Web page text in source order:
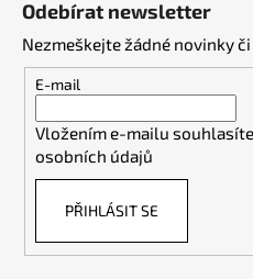
Odebírat newsletter
Nezmeškejte žádné novinky
E-mail
Vložením e-mailu
osobních údajů
PŘIHLÁSIT SE